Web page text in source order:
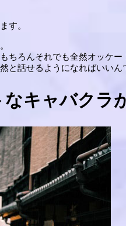
す。
ちろんそれでも全然オッケー
と話せるようになればいいん
キャバクラ